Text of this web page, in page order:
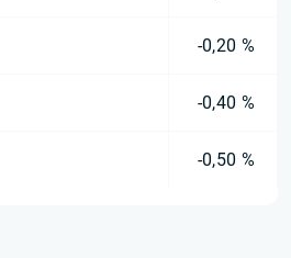
-0,20 %
-0,40 %
-0,50 %